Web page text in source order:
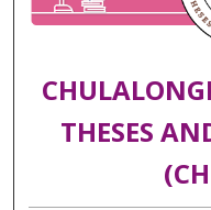
THESES